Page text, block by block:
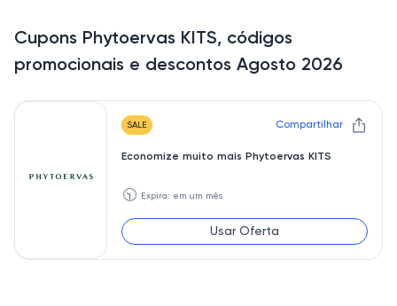
Cupons Phytoervas KITS, códigos
promocionais e descontos Agosto 2026
SALE Compartilhar
Economize muito mais Phytoervas KITS
🕥 Expira: em um mês
Usar Oferta